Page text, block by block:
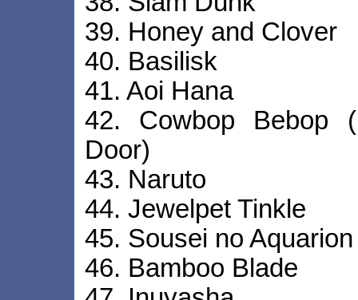
39. Honey and Clover
40. Basilisk
41. Aoi Hana
42. Cowbop Bebop
Door)
43. Naruto
44. Jewelpet Tinkle
45. Sousei no Aquarion
46. Bamboo Blade